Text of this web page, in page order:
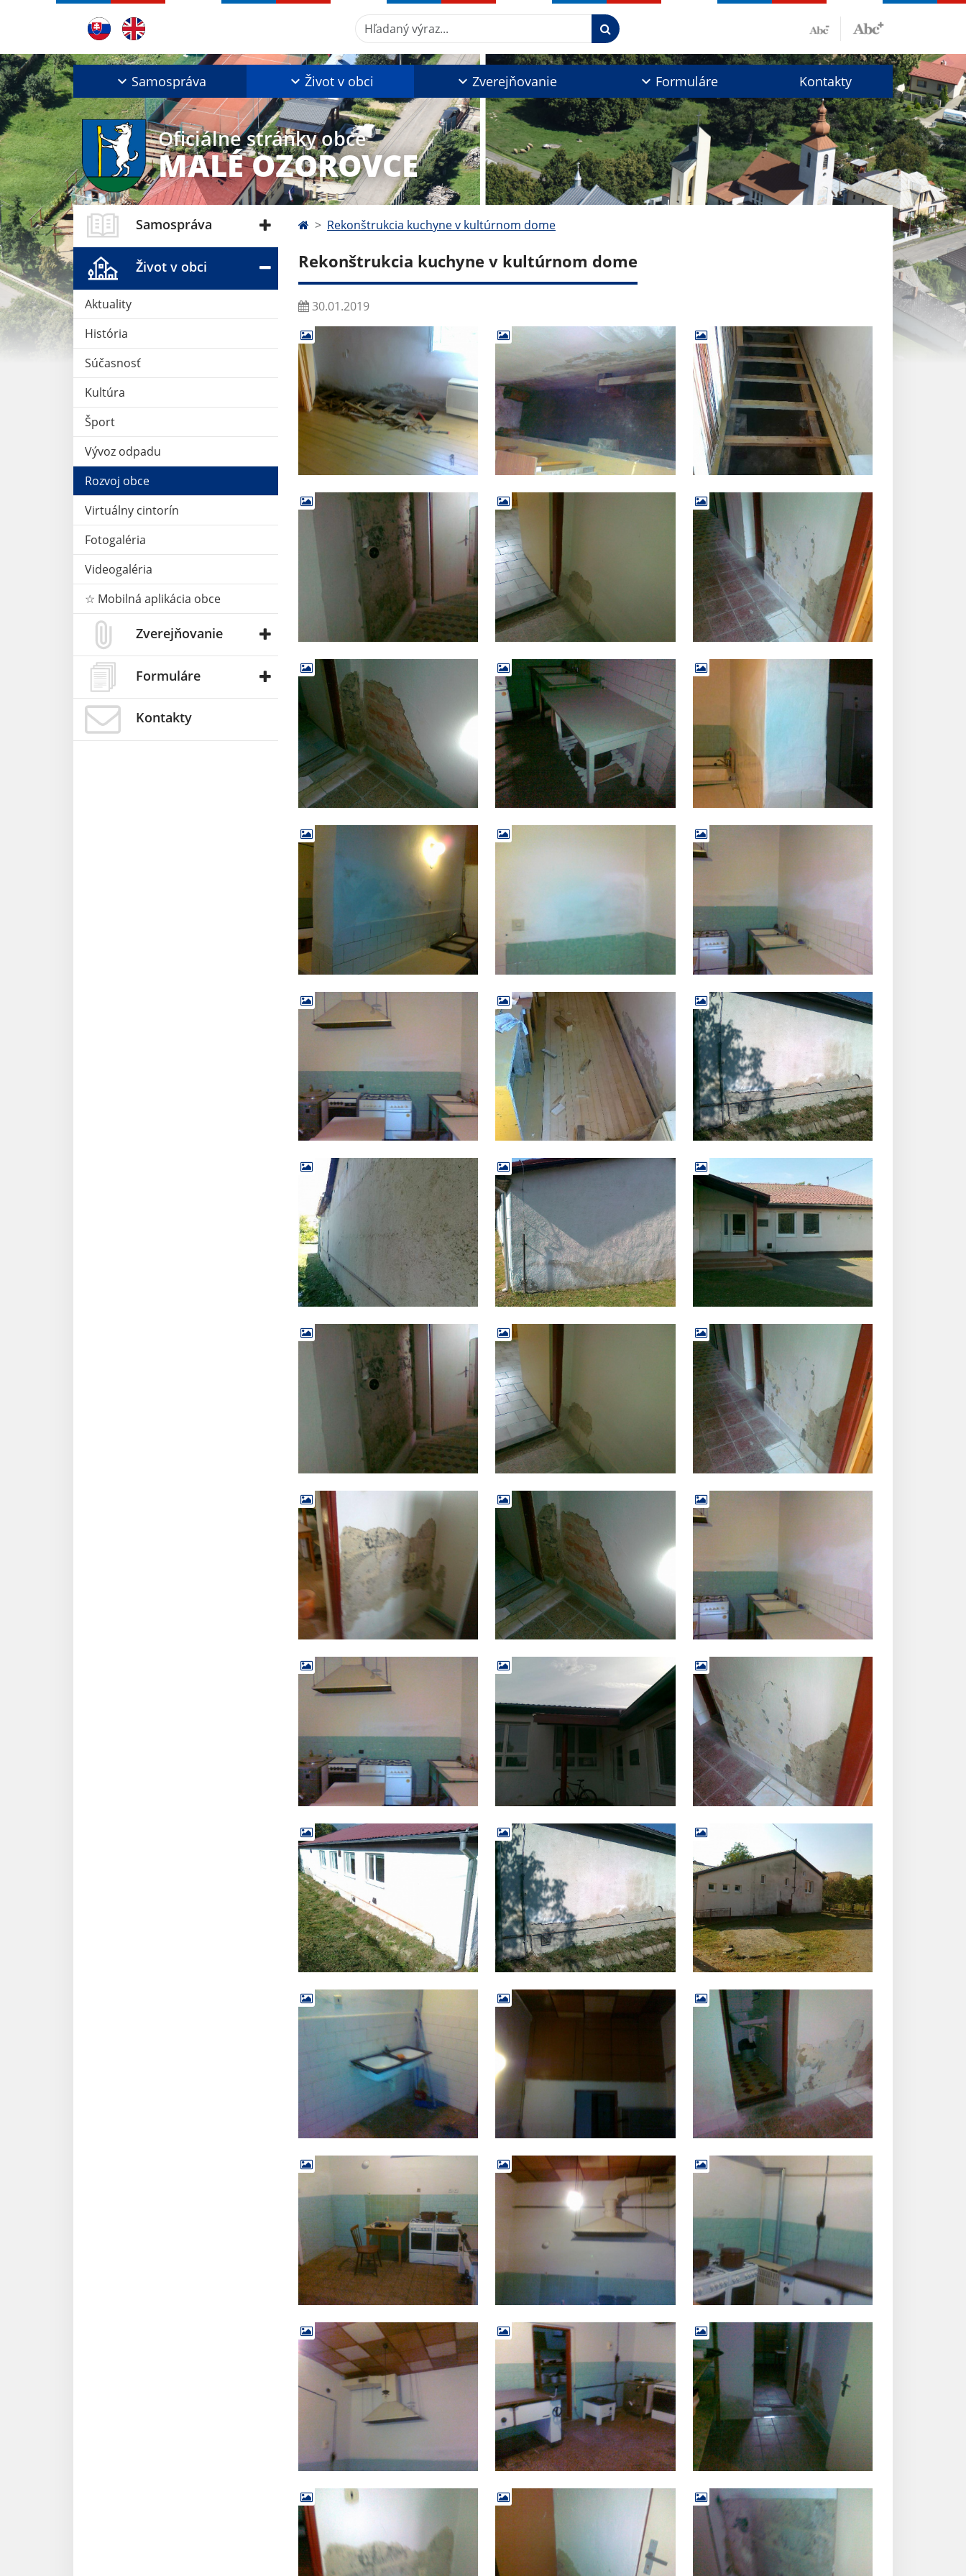
Hľadaný výraz...
Samospráva Život v obci Zverejňovanie Formuláre Kontakty
Oficiálne stránky obce
MALÉ OZOROVCE
Samospráva
Život v obci
Aktuality
História
Súčasnosť
Kultúra
Šport
Vývoz odpadu
Rozvoj obce
Virtuálny cintorín
Fotogaléria
Videogaléria
☆ Mobilná aplikácia obce
Zverejňovanie
Formuláre
Kontakty
Rekonštrukcia kuchyne v kultúrnom dome
Rekonštrukcia kuchyne v kultúrnom dome
30.01.2019